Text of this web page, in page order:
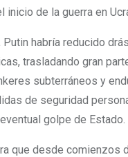
inicio de la guerra en
Putin habría reducido
trasladando gran
subterráneos y
de seguridad
golpe de Estado.
que desde comienzos